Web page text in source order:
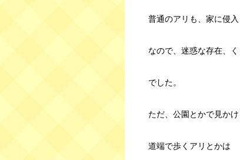
普通のアリも、家に侵
なので、迷惑な存在、
でした。
ただ、公園とかで見か
道端で歩くアリとかは